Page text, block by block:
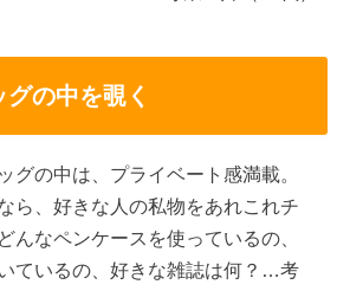
の中を覗く
グの中は、プライベート感満載。
ら、好きな人の私物をあれこれチ
んなペンケースを使っているの、
ているの、好きな雑誌は何？…考